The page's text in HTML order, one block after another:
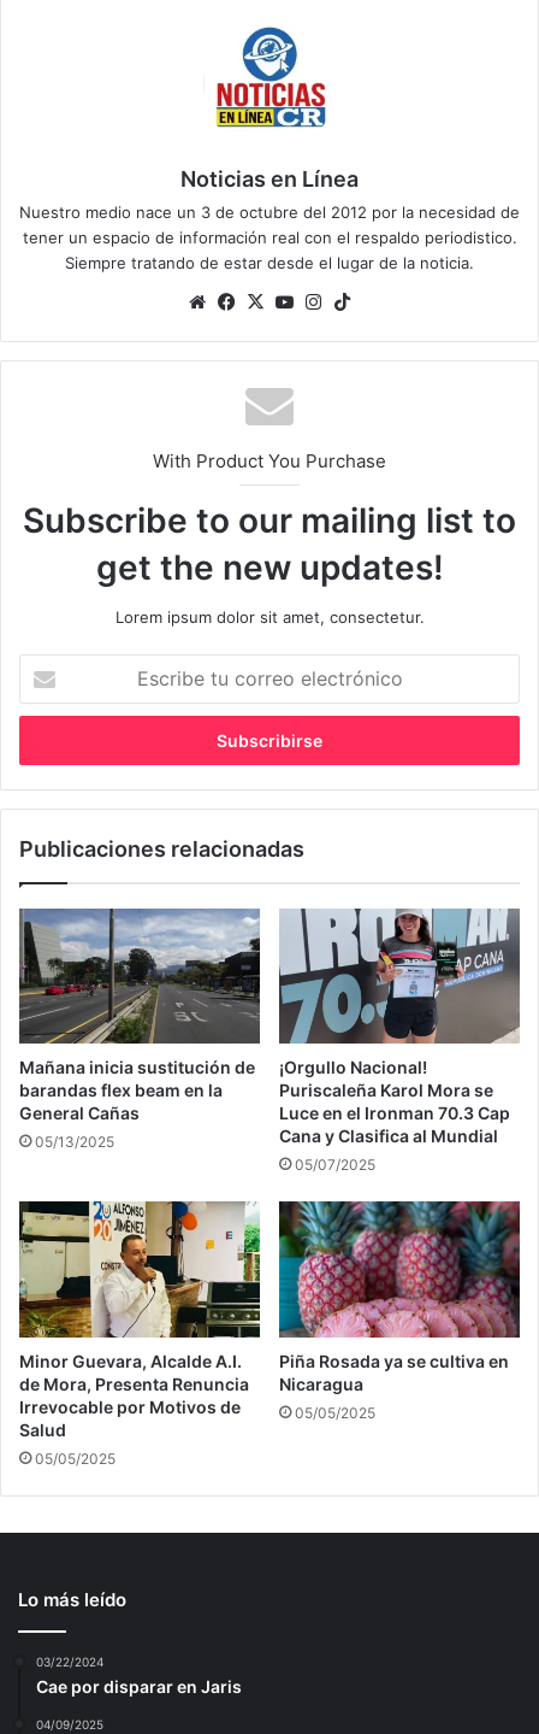
Noticias en Línea
Nuestro medio nace un 3 de octubre del 2012 por la necesidad de
tener un espacio de información real con el respaldo periodistico.
Siempre tratando de estar desde el lugar de la noticia.
SitioFacebook
X YouTubeInstagram
With Product You Purchase
Subscribe to our mailing list to
get the new updates!
Lorem ipsum dolor sit amet, consectetur.
correo
Publicaciones relacionadas
Mañana inicia sustitución de
barandas flex beam en la
General Cañas
05/13/2025
¡Orgullo Nacional!
Puriscaleña Karol Mora se
Luce en el Ironman 70.3 Cap
Cana y Clasifica al Mundial
05/07/2025
Minor Guevara, Alcalde A.I.
de Mora, Presenta Renuncia
Irrevocable por Motivos de
Salud
05/05/2025
Piña Rosada ya se cultiva en
Nicaragua
05/05/2025
Lo más leído
03/22/2024
Cae por disparar en Jaris
04/09/2025